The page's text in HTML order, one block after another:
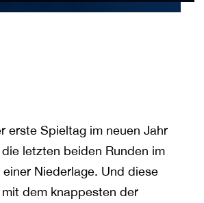
erste Spieltag im neuen Jahr
letzten beiden Runden im
Niederlage. Und diese
dem knappesten der